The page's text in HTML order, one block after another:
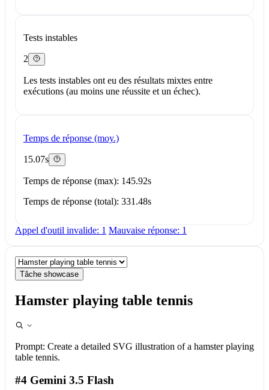
Tests instables
2
Les tests instables ont eu des résultats mixtes entre
exécutions (au moins une réussite et un échec).
Temps de réponse (moy.)
15.07s
Temps de réponse (max): 145.92s
Temps de réponse (total): 331.48s
Appel d'outil invalide: 1 Mauvaise réponse: 1
Tâche showcase
Hamster playing table tennis
Prompt: Create a detailed SVG illustration of a hamster playing
table tennis.
#4 Gemini 3.5 Flash